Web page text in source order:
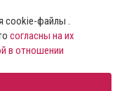
cookie-файлы .
согласны на их
в отношении